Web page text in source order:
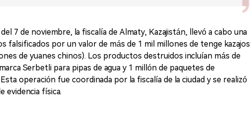
7 de noviembre, la fiscalía de Almaty, Kazajistán, llevó a cabo una
falsificados por un valor de más de 1 mil millones de tenge kazajos
de yuanes chinos). Los productos destruidos incluían más de
Serbetli para pipas de agua y 1 millón de paquetes de
operación fue coordinada por la fiscalía de la ciudad y se realizó
evidencia física.